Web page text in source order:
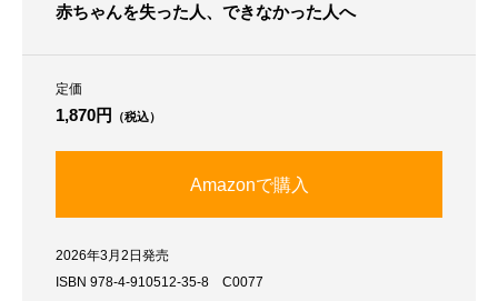
赤ちゃんを失った人、できなかった人へ
定価
1,870円 （税込）
Amazonで購入
2026年3月2日発売
ISBN 978-4-910512-35-8 C0077